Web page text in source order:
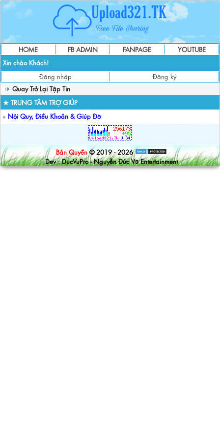
HOME FB ADMIN FANPAGE
YOUTUBE
Xin chào Khách!
Đăng nhập
Đăng ký
Quay Trở Lại Tập Tin
★ TRUNG TÂM TRỢ GIÚP
» Nội Quy, Điều Khoản & Giúp Đỡ
Bản Quyền © 2019 - 2026
Dev : DucVuPro - Nguyễn Đức Vũ Entertainment